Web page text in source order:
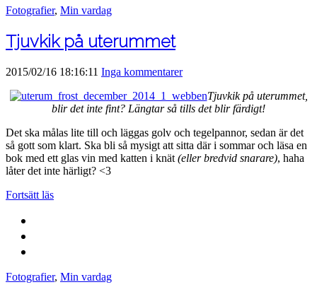
Fotografier, Min vardag
Tjuvkik på uterummet
2015/02/16 18:16:11 Inga kommentarer
Tjuvkik på uterummet,
blir det inte fint? Längtar så tills det blir färdigt!
Det ska målas lite till och läggas golv och tegelpannor, sedan är det
så gott som klart. Ska bli så mysigt att sitta där i sommar och läsa en
bok med ett glas vin med katten i knät (eller bredvid snarare), haha
låter det inte härligt? <3
Fortsätt läs
Fotografier, Min vardag